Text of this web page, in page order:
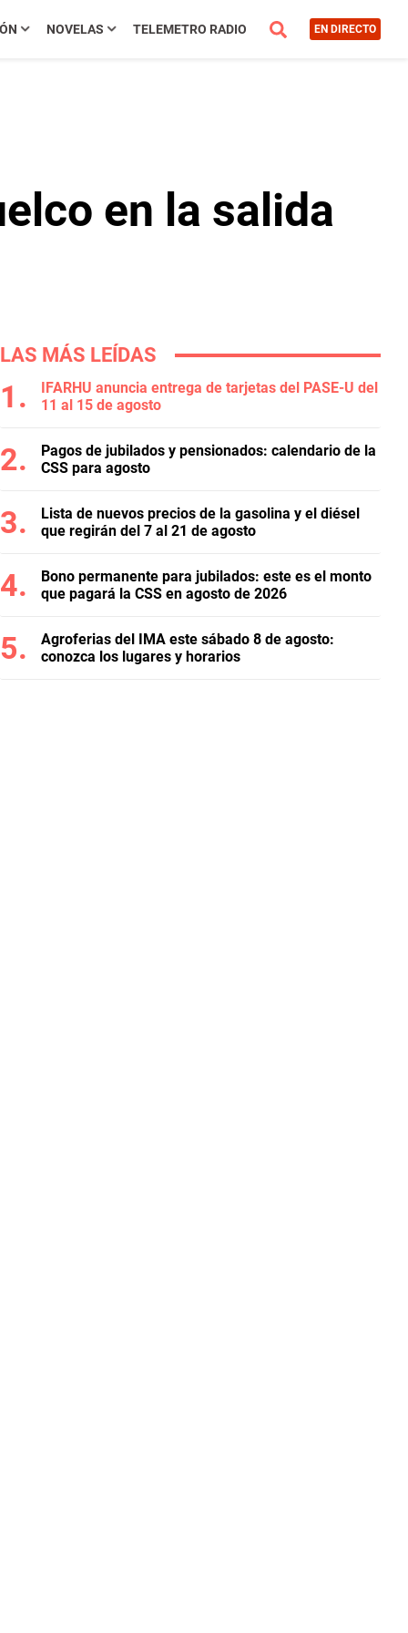
NOVELAS TELEMETRO RADIO EN DIRECTO
en la salida
LAS MÁS LEÍDAS
IFARHU anuncia entrega de tarjetas del PASE-U del
11 al 15 de agosto
Pagos de jubilados y pensionados: calendario de la
CSS para agosto
Lista de nuevos precios de la gasolina y el diésel
que regirán del 7 al 21 de agosto
Bono permanente para jubilados: este es el monto
que pagará la CSS en agosto de 2026
Agroferias del IMA este sábado 8 de agosto:
conozca los lugares y horarios